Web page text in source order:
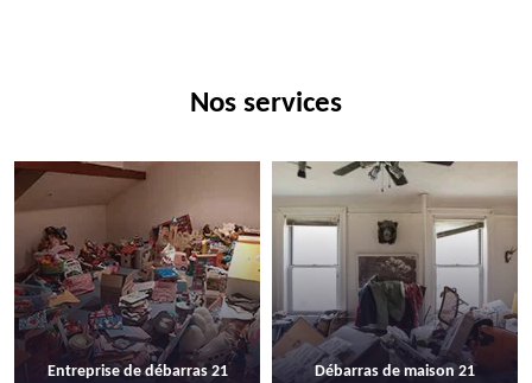
Nos services
Entreprise de débarras 21 Débarras de maison 21